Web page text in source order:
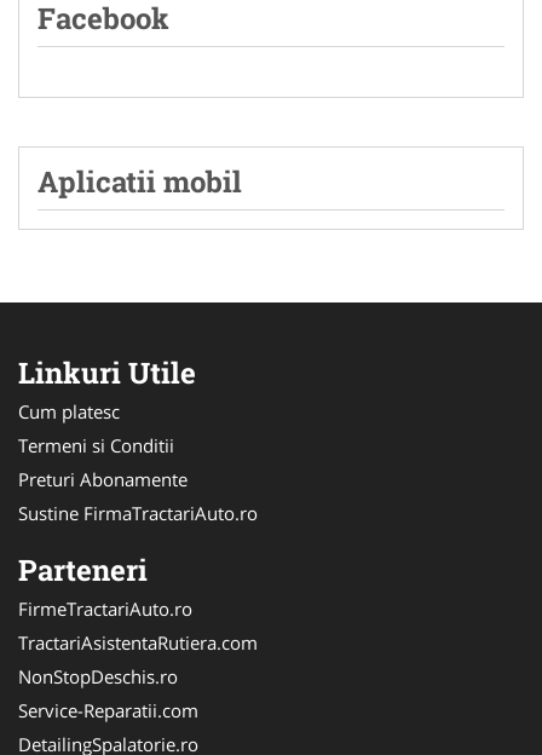
Facebook
Aplicatii mobil
Linkuri Utile
Cum platesc
Termeni si Conditii
Preturi Abonamente
Sustine FirmaTractariAuto.ro
Parteneri
FirmeTractariAuto.ro
TractariAsistentaRutiera.com
NonStopDeschis.ro
Service-Reparatii.com
DetailingSpalatorie.ro